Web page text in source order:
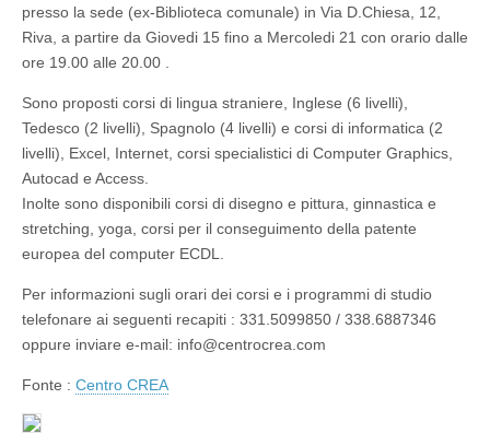
CREA
Riva
presso la sede (ex-Biblioteca comunale) in Via D.Chiesa, 12,
Riva, a partire da Giovedi 15 fino a Mercoledi 21 con orario dalle
ore 19.00 alle 20.00 .
Sono proposti corsi di lingua straniere, Inglese (6 livelli),
Tedesco (2 livelli), Spagnolo (4 livelli) e corsi di informatica (2
livelli), Excel, Internet, corsi specialistici di Computer Graphics,
Autocad e Access.
Inolte sono disponibili corsi di disegno e pittura, ginnastica e
stretching, yoga, corsi per il conseguimento della patente
europea del computer ECDL.
Per informazioni sugli orari dei corsi e i programmi di studio
telefonare ai seguenti recapiti : 331.5099850 / 338.6887346
oppure inviare e-mail: info@centrocrea.com
Fonte : Centro CREA